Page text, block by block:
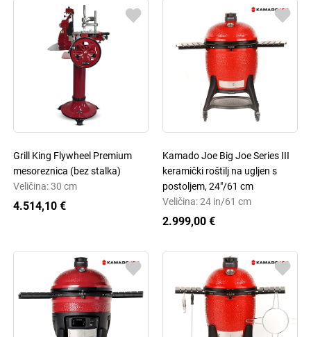
Grill King Flywheel Premium
mesoreznica (bez stalka)
Veličina: 30 cm
4.514,10 €
Kamado Joe Big Joe Series III
keramički roštilj na ugljen s
postoljem, 24"/61 cm
Veličina: 24 in/61 cm
2.999,00 €